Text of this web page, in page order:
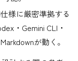
様に厳密準拠する
・Gemini CLI・
が動く。